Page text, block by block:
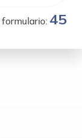
45